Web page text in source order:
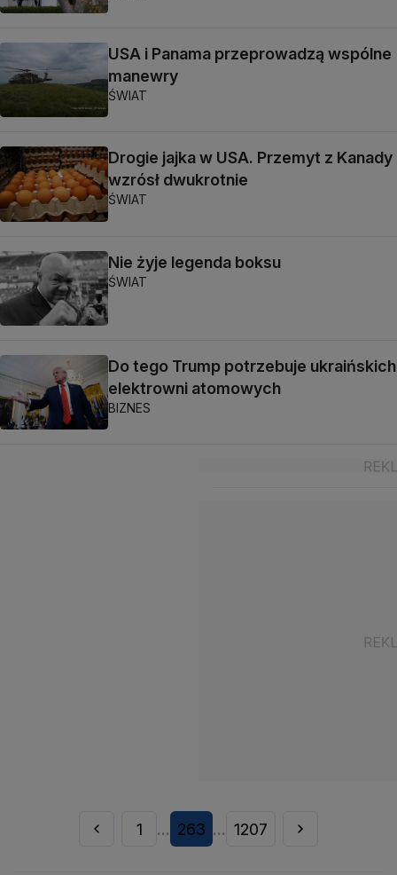
USA i Panama przeprowadzą wspólne
manewry
ŚWIAT
Drogie jajka w USA. Przemyt z Kanady
wzrósł dwukrotnie
ŚWIAT
Nie żyje legenda boksu
ŚWIAT
Do tego Trump potrzebuje ukraińskich
elektrowni atomowych
BIZNES
1 ... 263 ... 1207